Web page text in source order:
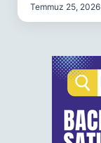
Temmuz 25, 2026